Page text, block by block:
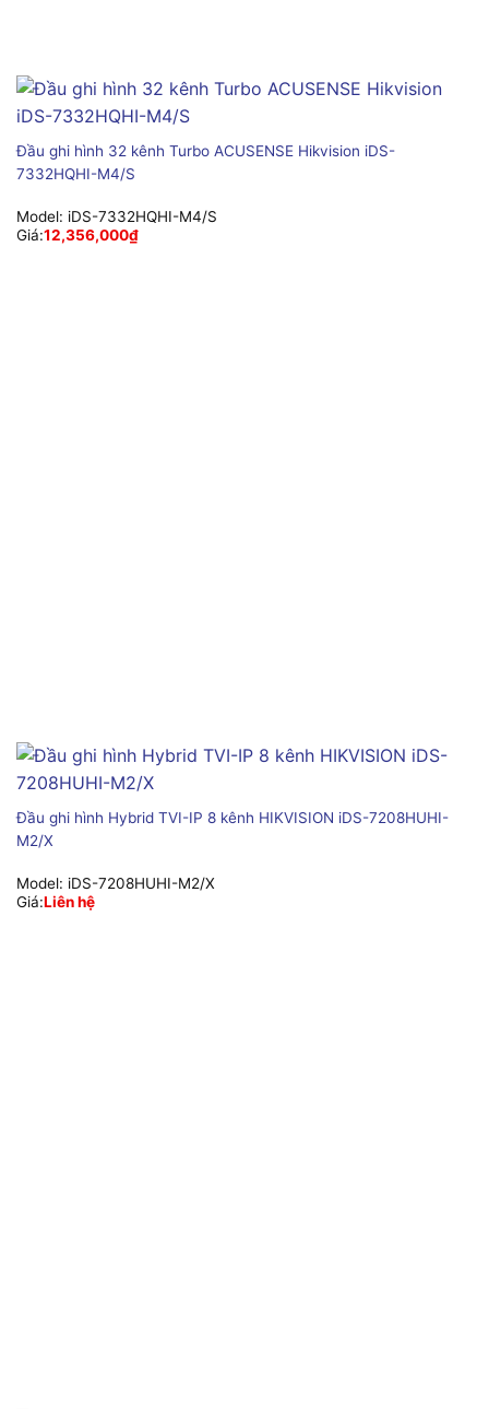
Đầu ghi hình 32 kênh Turbo ACUSENSE Hikvision iDS-
7332HQHI-M4/S
Model: iDS-7332HQHI-M4/S
Giá:12,356,000₫
Đầu ghi hình Hybrid TVI-IP 8 kênh HIKVISION iDS-7208HUHI-
M2/X
Model: iDS-7208HUHI-M2/X
Giá:Liên hệ